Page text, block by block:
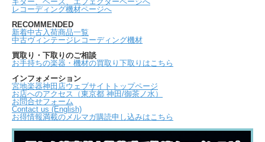
レコーディング機材ページへ
RECOMMENDED
新着中古入荷商品一覧
中古ヴィンテージレコーディング機材
買取り・下取りのご相談
お手持ちの楽器・機材の買取り下取りはこちら
インフォメーション
宮地楽器神田店ウェブサイトトップページ
お店へのアクセス（東京都 神田/御茶ノ水）
お問合せフォーム
Contact us (English)
お得情報満載のメルマガ購読申し込みはこちら